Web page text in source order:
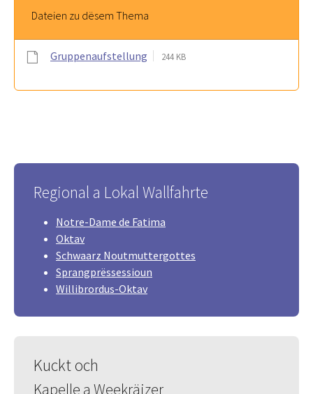
Dateien zu dësem Thema
Gruppenaufstellung 244 KB
Regional a Lokal Wallfahrte
Notre-Dame de Fatima
Oktav
Schwaarz Noutmuttergottes
Sprangprëssessioun
Willibrordus-Oktav
Kuckt och
Kapelle a Weekräizer